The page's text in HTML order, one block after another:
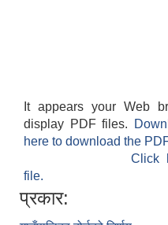
It appears your Web
display PDF files.
here to download the
Click
file.
प्रकार: